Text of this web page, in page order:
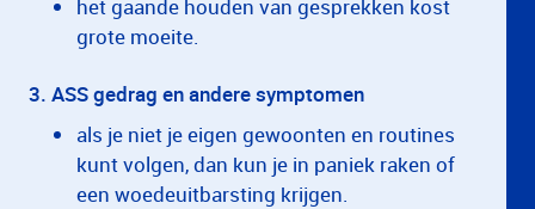
het gaande houden van gesprekken kost
grote moeite.
3. ASS gedrag en andere symptomen
als je niet je eigen gewoonten en routines
kunt volgen, dan kun je in paniek raken of
een woedeuitbarsting krijgen.